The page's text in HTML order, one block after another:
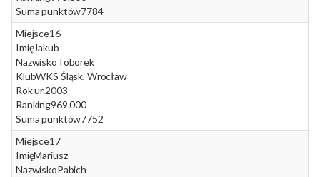
Suma punktów7784
Miejsce16
ImięJakub
NazwiskoToborek
KlubWKS Śląsk, Wrocław
Rok ur.2003
Ranking969.000
Suma punktów7752
Miejsce17
ImięMariusz
NazwiskoPabich